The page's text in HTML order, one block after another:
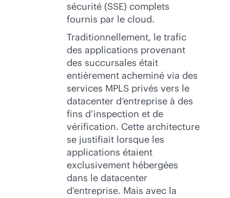
sécurité (SSE) complets
fournis par le cloud.
Traditionnellement, le trafic
des applications provenant
des succursales était
entièrement acheminé via des
services MPLS privés vers le
datacenter d’entreprise à des
fins d’inspection et de
vérification. Cette architecture
se justifiait lorsque les
applications étaient
exclusivement hébergées
dans le datacenter
d’entreprise. Mais avec la